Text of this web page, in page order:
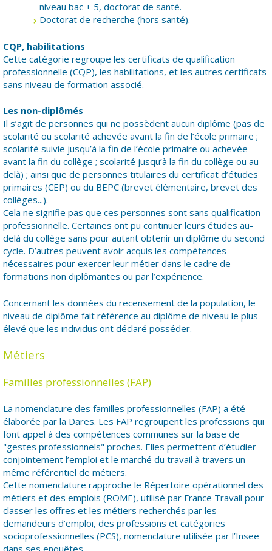
niveau bac + 5, doctorat de santé.
Doctorat de recherche (hors santé).
CQP, habilitations
Cette catégorie regroupe les certificats de qualification
professionnelle (CQP), les habilitations, et les autres certificats
sans niveau de formation associé.
Les non-diplômés
Il s’agit de personnes qui ne possèdent aucun diplôme (pas de
scolarité ou scolarité achevée avant la fin de l’école primaire ;
scolarité suivie jusqu’à la fin de l’école primaire ou achevée
avant la fin du collège ; scolarité jusqu’à la fin du collège ou au-
delà) ; ainsi que de personnes titulaires du certificat d’études
primaires (CEP) ou du BEPC (brevet élémentaire, brevet des
collèges...).
Cela ne signifie pas que ces personnes sont sans qualification
professionnelle. Certaines ont pu continuer leurs études au-
delà du collège sans pour autant obtenir un diplôme du second
cycle. D’autres peuvent avoir acquis les compétences
nécessaires pour exercer leur métier dans le cadre de
formations non diplômantes ou par l’expérience.
Concernant les données du recensement de la population, le
niveau de diplôme fait référence au diplôme de niveau le plus
élevé que les individus ont déclaré posséder.
Métiers
Familles professionnelles (FAP)
La nomenclature des familles professionnelles (FAP) a été
élaborée par la Dares. Les FAP regroupent les professions qui
font appel à des compétences communes sur la base de
"gestes professionnels" proches. Elles permettent d’étudier
conjointement l’emploi et le marché du travail à travers un
même référentiel de métiers.
Cette nomenclature rapproche le Répertoire opérationnel des
métiers et des emplois (ROME), utilisé par France Travail pour
classer les offres et les métiers recherchés par les
demandeurs d’emploi, des professions et catégories
socioprofessionnelles (PCS), nomenclature utilisée par l’Insee